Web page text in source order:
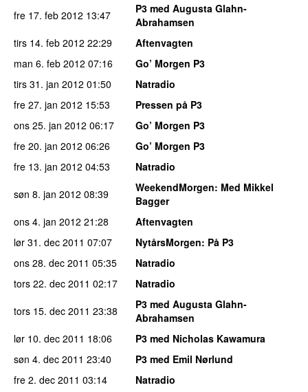
fre 17. feb 2012 13:47
P3 med Augusta Glahn-
Abrahamsen
tirs 14. feb 2012 22:29
Aftenvagten
man 6. feb 2012 07:16
Go’ Morgen P3
tirs 31. jan 2012 01:50
Natradio
fre 27. jan 2012 15:53
Pressen på P3
ons 25. jan 2012 06:17
Go’ Morgen P3
fre 20. jan 2012 06:26
Go’ Morgen P3
fre 13. jan 2012 04:53
Natradio
søn 8. jan 2012 08:39 WeekendMorgen: Med Mikkel
Bagger
ons 4. jan 2012 21:28
Aftenvagten
lør 31. dec 2011 07:07 NytårsMorgen: På P3
ons 28. dec 2011 05:35
Natradio
tors 22. dec 2011 02:17
Natradio
tors 15. dec 2011 23:38
P3 med Augusta Glahn-
Abrahamsen
lør 10. dec 2011 18:06
P3 med Nicholas Kawamura
søn 4. dec 2011 23:40
P3 med Emil Nørlund
fre 2. dec 2011 03:14
Natradio